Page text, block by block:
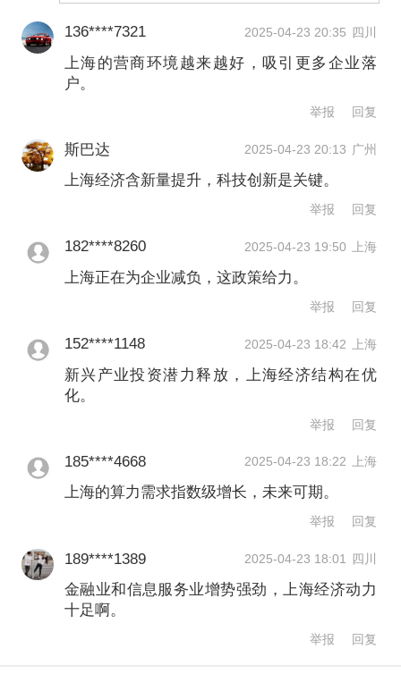
稳增长，得益于上海优势行业的持续发
力。比如，信息传输、软件和信息技术
服务业，以及金融业，一季度增势强
劲，对全市GDP增长的贡献率合计超6
成。其中，金融业拉动上海GDP增长1.7
个百分点，信息传输、软件和信息技术
服务业拉动上海GDP增长1.5个百分点。
稳增长，也得益于一些新兴领域的提
步回升。一季度上海规上工业增加值同
比增长3.7%，工业战略性新兴产业总产
值增长3.7%，其中新一代信息技术、高
端装备、新能源等产值分别增长
17.2%、10.5%和5%，如船舶、电子信
上海社科院应用经济所副所长汤蕴懿
说，从2006年突破1万亿元，2011年达
到2万亿元，2017年超过3万亿元，2021
136****7321 2025-04-23 20:35 四川
上海的营商环境越来越好，吸引更多企业落
户。
举报 回复
斯巴达 2025-04-23 20:13 广州
上海经济含新量提升，科技创新是关键。
举报 回复
182****8260 2025-04-23 19:50 上海
上海正在为企业减负，这政策给力。
举报 回复
152****1148 2025-04-23 18:42 上海
新兴产业投资潜力释放，上海经济结构在优
化。
举报 回复
185****4668 2025-04-23 18:22 上海
上海的算力需求指数级增长，未来可期。
举报 回复
189****1389 2025-04-23 18:01 四川
金融业和信息服务业增势强劲，上海经济动力
十足啊。
举报 回复